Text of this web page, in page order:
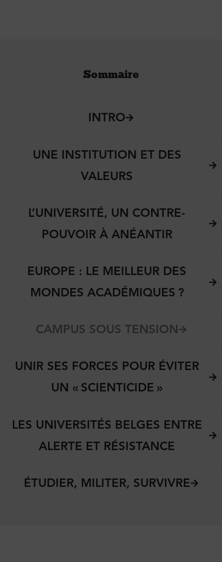
Sommaire
INTRO
UNE INSTITUTION ET DES
VALEURS
L’UNIVERSITÉ, UN CONTRE-
POUVOIR À ANÉANTIR
EUROPE : LE MEILLEUR DES
MONDES ACADÉMIQUES ?
CAMPUS SOUS TENSION
UNIR SES FORCES POUR ÉVITER
UN « SCIENTICIDE »
LES UNIVERSITÉS BELGES ENTRE
ALERTE ET RÉSISTANCE
ÉTUDIER, MILITER, SURVIVRE